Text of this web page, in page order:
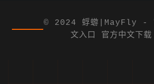
© 2024 蜉蝣|MayFly -
文入口 官方中文下载